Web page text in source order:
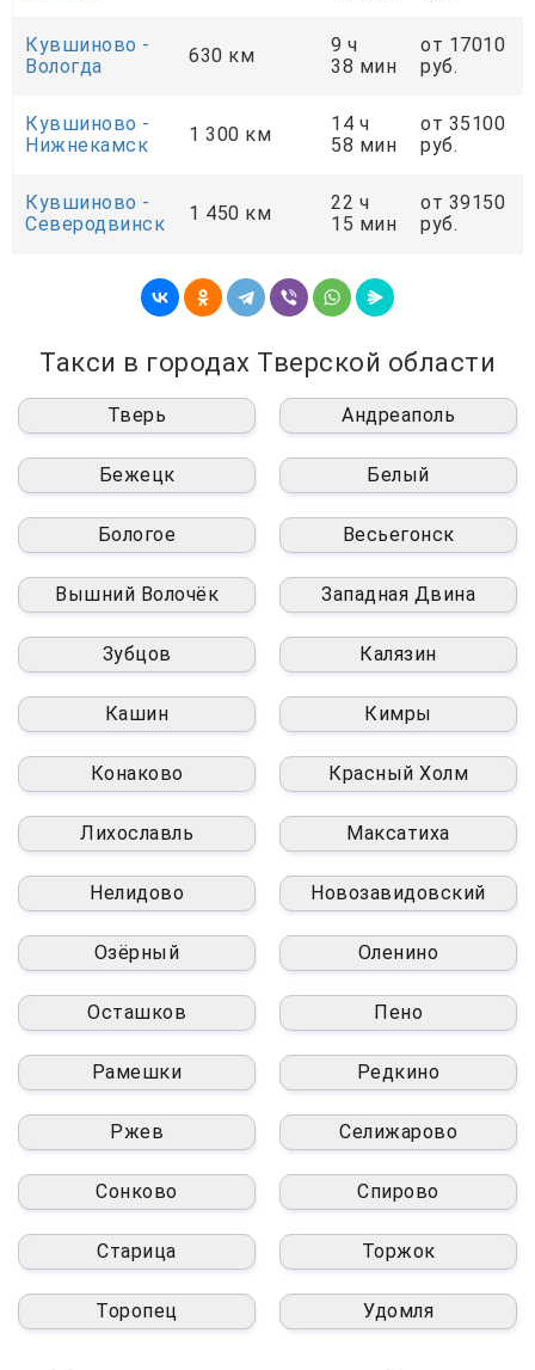
Кувшиново -
Вологда
630 км
9 ч
38 мин
от 17010
руб.
Кувшиново -
Нижнекамск
1 300 км
14 ч
58 мин
от 35100
руб.
Кувшиново -
Северодвинск
1 450 км
22 ч
15 мин
от 39150
руб.
Такси в городах Тверской области
Тверь Андреаполь
Бежецк Белый
Бологое Весьегонск
Вышний Волочёк Западная Двина
Зубцов Калязин
Кашин Кимры
Конаково Красный Холм
Лихославль Максатиха
Нелидово Новозавидовский
Озёрный Оленино
Осташков Пено
Рамешки Редкино
Ржев Селижарово
Сонково Спирово
Старица Торжок
Торопец Удомля